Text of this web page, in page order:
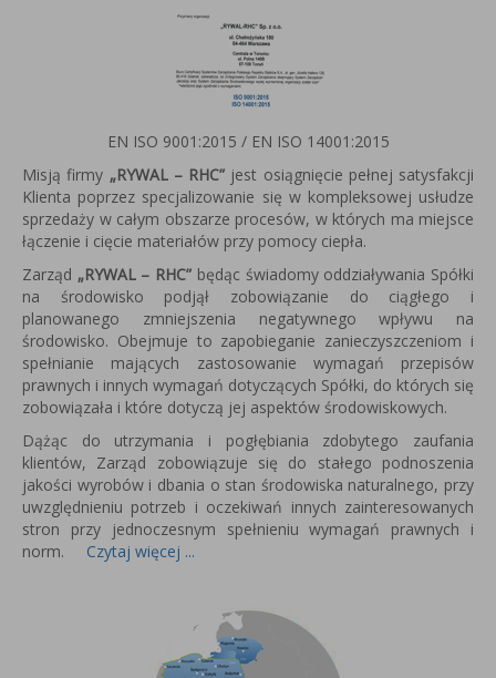
EN ISO 9001:2015 / EN ISO 14001:2015
Misją firmy „RYWAL – RHC” jest osiągnięcie pełnej satysfakcji
Klienta poprzez specjalizowanie się w kompleksowej usłudze
sprzedaży w całym obszarze procesów, w których ma miejsce
łączenie i cięcie materiałów przy pomocy ciepła.
Zarząd „RYWAL – RHC” będąc świadomy oddziaływania Spółki
na środowisko podjął zobowiązanie do ciągłego i
planowanego zmniejszenia negatywnego wpływu na
środowisko. Obejmuje to zapobieganie zanieczyszczeniom i
spełnianie mających zastosowanie wymagań przepisów
prawnych i innych wymagań dotyczących Spółki, do których się
zobowiązała i które dotyczą jej aspektów środowiskowych.
Dążąc do utrzymania i pogłębiania zdobytego zaufania
klientów, Zarząd zobowiązuje się do stałego podnoszenia
jakości wyrobów i dbania o stan środowiska naturalnego, przy
uwzględnieniu potrzeb i oczekiwań innych zainteresowanych
stron przy jednoczesnym spełnieniu wymagań prawnych i
norm. Czytaj więcej ...